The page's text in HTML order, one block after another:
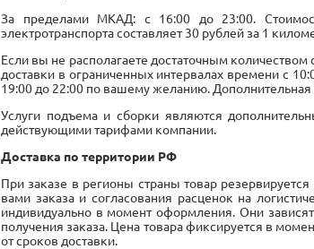
За пределами МКАД: с 16:00 до 23:00.
электротранспорта составляет 30 рублей за 1
Если вы не располагаете достаточным
доставки в ограниченных интервалах времени с
19:00 до 22:00 по вашему желанию. Дополнительная
Услуги подъема и сборки являются
действующими тарифами компании.
Доставка по территории РФ
При заказе в регионы страны товар
вами заказа и согласования расценок на
индивидуально в момент оформления. Они
получения заказа. Цена товара фиксируется в
от сроков доставки.